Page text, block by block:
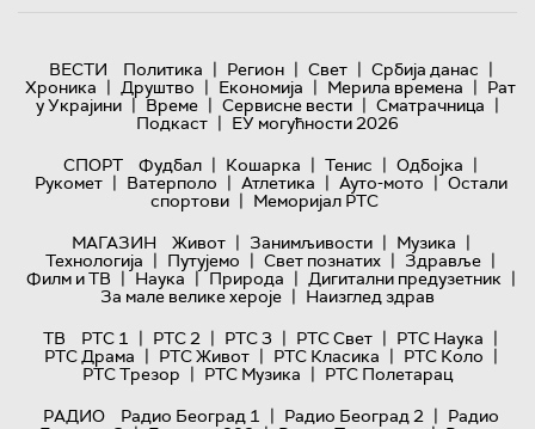
ВЕСТИ Политика | Регион | Свет | Србија данас |
Хроника | Друштво | Економија | Мерила времена | Рат
у Украјини | Време | Сервисне вести | Сматрачница |
Подкаст | ЕУ могућности 2026
СПОРТ
Фудбал | Кошарка | Тенис | Одбојка |
Рукомет | Ватерполо | Атлетика | Ауто-мото | Остали
спортови | Меморијал РТС
МАГАЗИН
Живот | Занимљивости | Музика |
Технологијa | Путујемо | Свет познатих | Здравље |
Филм и ТВ | Наука | Природа | Дигитални предузетник |
За мале велике хероје | Наизглед здрав
ТВ
РТС 1 | РТС 2 | РТС 3 | РТС Свет | РТС Наука |
РТС Драма | РТС Живот | РТС Класика | РТС Коло |
РТС Трезор | РТС Музика | РТС Полетарац
РАДИО
Радио Београд 1 | Радио Београд 2 | Радио